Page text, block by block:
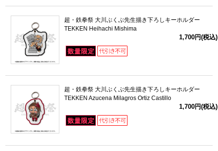
超・鉄拳祭 大川ぶくぶ先生描き下ろしキーホルダー
TEKKEN Heihachi Mishima
1,700円(税込)
超・鉄拳祭 大川ぶくぶ先生描き下ろしキーホルダー
TEKKEN Azucena Milagros Ortiz Castillo
1,700円(税込)